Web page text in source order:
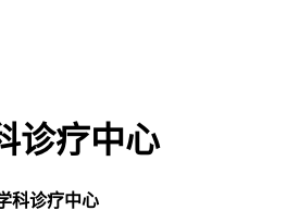
诊疗中心
科诊疗中心